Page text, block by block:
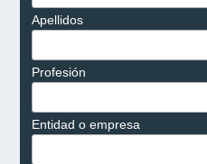
Apellidos
Profesión
Entidad o empresa